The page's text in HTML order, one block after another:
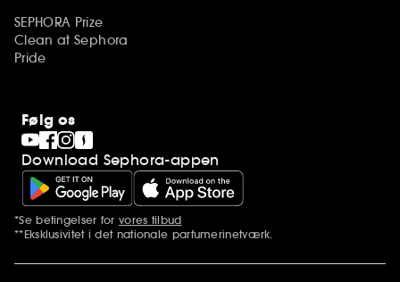
SEPHORA Prize
Clean at Sephora
Pride
Følg os
Download Sephora-appen
Yderligere bemærkninger
*Se betingelser for vores tilbud
**Eksklusivitet i det nationale parfumerinetværk.